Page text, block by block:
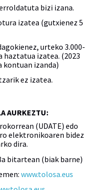
bizi izana.
izatea (gutxienez 5
urteko 3.000-
haztatua izatea. (2023
izanda)
ez izatea.
AURKEZTU:
(UDATE) edo
elektronikoaren bidez
dira.
bitartean (biak barne)
www.tolosa.eus